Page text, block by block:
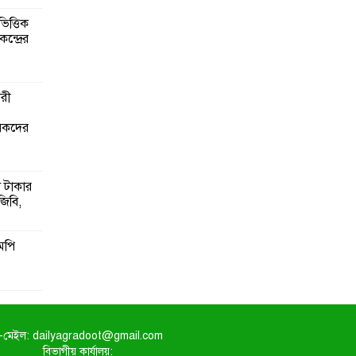
মেইল: dailyagradoot@gmail.com
বিভাগীয় কার্যালয়: